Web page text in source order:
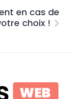
en cas de
choix !